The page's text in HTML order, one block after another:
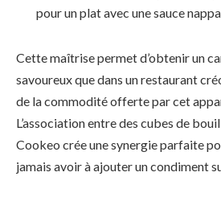
pour un plat avec une sauce
Cette maîtrise permet d’obtenir un
savoureux que dans un restaurant
de la commodité offerte par cet
L’association entre des cubes de
Cookeo crée une synergie parfaite
jamais avoir à ajouter un condiment